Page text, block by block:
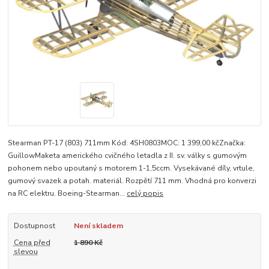
Stearman PT-17 (803) 711mm Kód: 4SH0803MOC: 1 399,00 kčZnačka:
GuillowMaketa amerického cvičného letadla z II. sv. války s gumovým
pohonem nebo upoutaný s motorem 1-1,5ccm. Vysekávané díly, vrtule,
gumový svazek a potah. materiál. Rozpětí 711 mm. Vhodná pro konverzi
na RC elektru. Boeing-Stearman... celý popis
Dostupnost
Není skladem
Cena před
slevou
1 890 Kč